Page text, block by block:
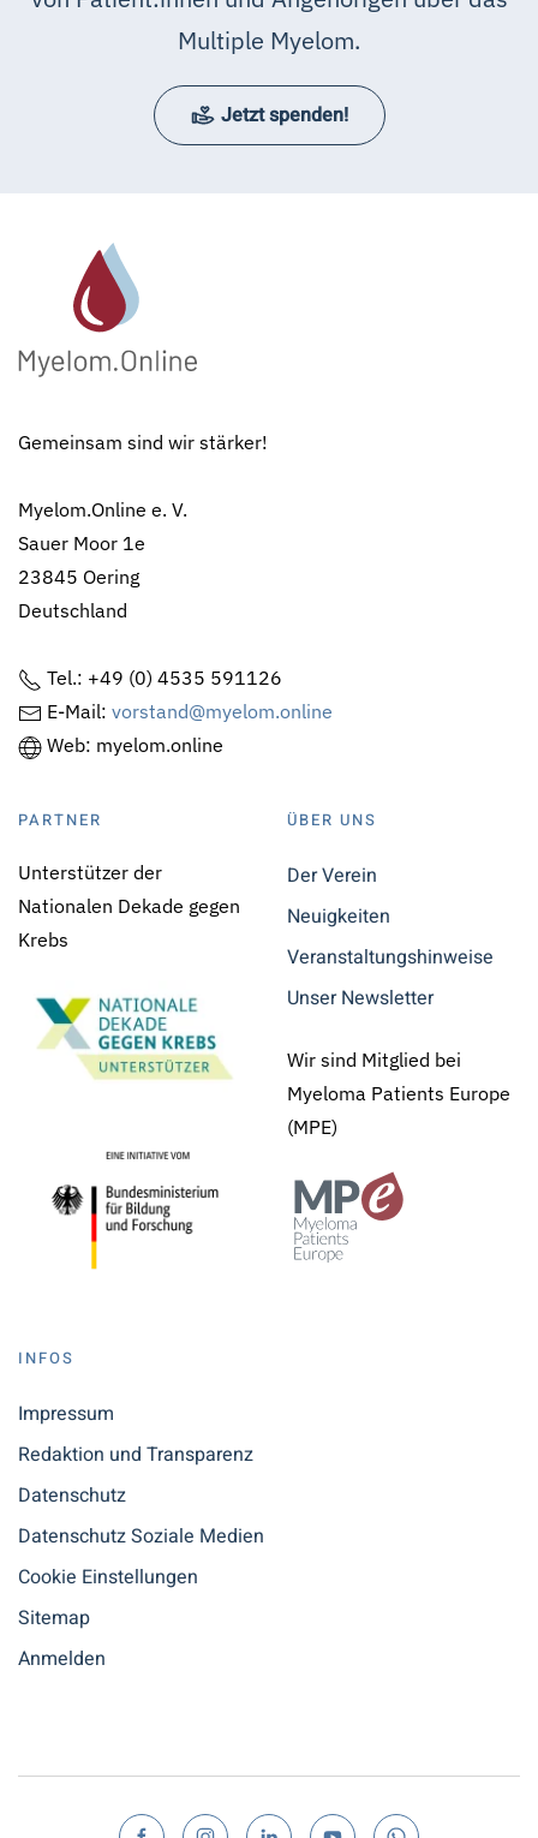
Multiple Myelom.
Jetzt spenden!
Gemeinsam sind wir stärker!
Myelom.Online e. V.
Sauer Moor 1e
23845 Oering
Deutschland
Tel.: +49 (0) 4535 591126
E-Mail: vorstand@myelom.online
Web: myelom.online
PARTNER
Unterstützer der
Nationalen Dekade gegen
Krebs
ÜBER UNS
Der Verein
Neuigkeiten
Veranstaltungshinweise
Unser Newsletter
Wir sind Mitglied bei
Myeloma Patients Europe
(MPE)
INFOS
Impressum
Redaktion und Transparenz
Datenschutz
Datenschutz Soziale Medien
Cookie Einstellungen
Sitemap
Anmelden